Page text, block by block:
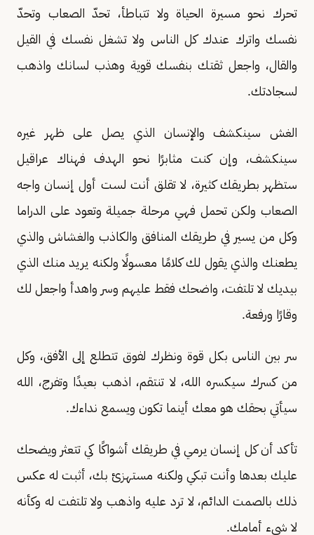
تحرك نحو مسيرة الحياة ولا تتباطأ، تحدّ الصعاب وتحدّ
نفسك واترك عندك كل الناس ولا تشغل نفسك في القيل
والقال، واجعل ثقتك بنفسك قوية وهذب لسانك واذهب
لسجادتك.
الغش سينكشف والإنسان الذي يصل على ظهر غيره
سينكشف، وإن كنت مثابرًا نحو الهدف فهناك عراقيل
ستظهر بطريقك كثيرة، لا تقلق أنت لست أول إنسان واجه
الصعاب ولكن تحمل فهي مرحلة جميلة وتعود على الدراما
وكل من يسير في طريقك المنافق والكاذب والغشاش والذي
يطعنك والذي يقول لك كلامًا معسولًا ولكنه يريد منك الذي
بيديك لا تلتفت، واضحك فقط عليهم وسر واهدأ واجعل لك
وقارًا ورفعة.
سر بين الناس بكل قوة ونظرك لفوق تتطلع إلى الأفق، وكل
من كسرك سيكسره الله، لا تنتقم، اذهب بعيدًا وتفرج، الله
سيأتي بحقك هو معك أينما تكون ويسمع نداءك.
تأكد أن كل إنسان يرمي في طريقك أشواكًا كي تتعثر ويضحك
عليك بعدها وأنت تبكي ولكنه مستهزئ بك، أثبت له عكس
ذلك بالصمت الدائم، لا ترد عليه واذهب ولا تلتفت له وكأنه
لا شيء أمامك.